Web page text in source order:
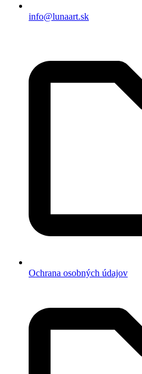
info@lunaart.sk
Ochrana osobných údajov